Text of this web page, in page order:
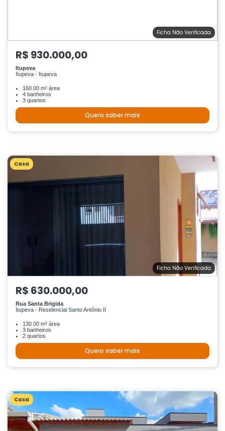
Ficha Não Verificada
R$ 930.000,00
Itupeva
Itupeva - Itupeva
160.00 m² área
4 banheiros
3 quartos
Quero saber mais
Casa
Ficha Não Verificada
R$ 630.000,00
Rua Santa Brigida
Itupeva - Residencial Santo Antônio II
130.00 m² área
3 banheiros
2 quartos
Quero saber mais
Casa